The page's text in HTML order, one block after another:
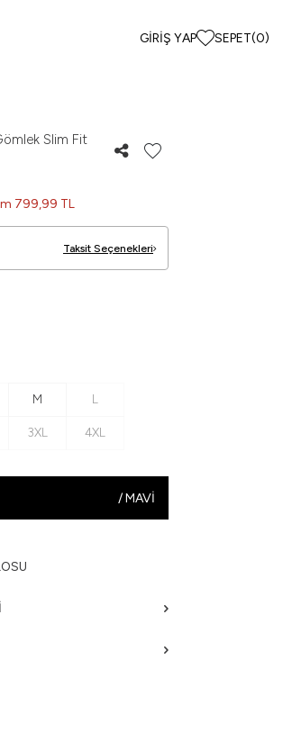
GIRIŞ YAP SEPET(0)
Slim Fit
799,99 TL
Taksit Seçenekleri
M L
3XL 4XL
/MAVI